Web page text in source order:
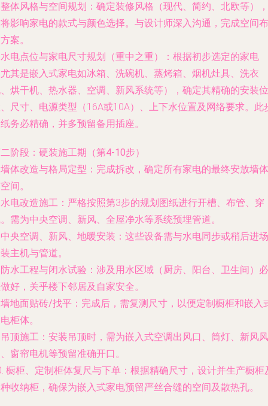
整体风格与空间规划 ：确定装修风格（现代、简约、北欧等），
影响家电的款式与颜色选择。与设计师深入沟通，完成空间布
案。
水电点位与家电尺寸规划（重中之重）
：根据初步选定的家电
其是嵌入式家电如冰箱、洗碗机、蒸烤箱、烟机灶具、洗衣
烘干机、热水器、空调、新风系统等），确定其精确的安装位
尺寸、电源类型（16A或10A）、上下水位置及网络要求。此
务必精确，并多预留备用插座。
阶段：硬装施工期（第4-10步）
墙体改造与格局定型 ：完成拆改，确定所有家电的最终安放墙体
间。
水电改造施工 ：严格按照第3步的规划图纸进行开槽、布管、穿
需为中央空调、新风、全屋净水等系统预埋管道。
中央空调、新风、地暖安装 ：这些设备需与水电同步或稍后进场
主机与管道。
防水工程与闭水试验 ：涉及用水区域（厨房、阳台、卫生间）必
好，关乎楼下邻居及自家安全。
墙地面贴砖/找平 ：完成后，需复测尺寸，以便定制橱柜和嵌入
柜体。
吊顶施工 ：安装吊顶时，需为嵌入式空调出风口、筒灯、新风风
窗帘电机等预留准确开口。
橱柜、定制柜体复尺与下单 ：根据精确尺寸，设计并生产橱柜
收纳柜，确保为嵌入式家电预留严丝合缝的空间及散热孔。